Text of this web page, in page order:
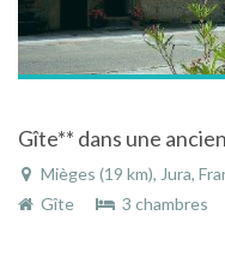
Mièges (19 km), Jura,
Gîte
3 chambres